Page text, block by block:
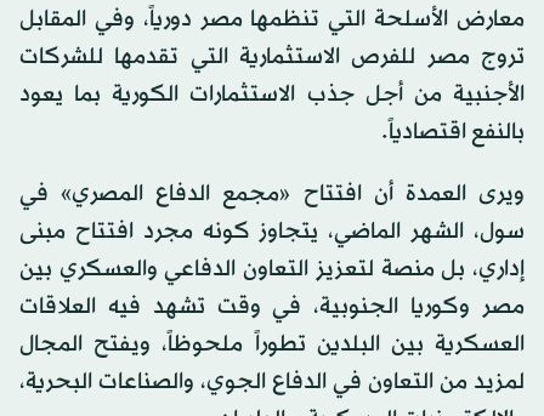
معارض الأسلحة التي تنظمها مصر دورياً، وفي المقابل
تروج مصر للفرص الاستثمارية التي تقدمها للشركات
الأجنبية من أجل جذب الاستثمارات الكورية بما يعود
بالنفع اقتصادياً.
ويرى العمدة أن افتتاح «مجمع الدفاع المصري» في
سول، الشهر الماضي، يتجاوز كونه مجرد افتتاح مبنى
إداري، بل منصة لتعزيز التعاون الدفاعي والعسكري بين
مصر وكوريا الجنوبية، في وقت تشهد فيه العلاقات
العسكرية بين البلدين تطوراً ملحوظاً، ويفتح المجال
لمزيد من التعاون في الدفاع الجوي، والصناعات البحرية،